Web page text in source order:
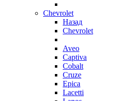
Chevrolet
Назад
Chevrolet
Aveo
Captiva
Cobalt
Cruze
Epica
Lacetti